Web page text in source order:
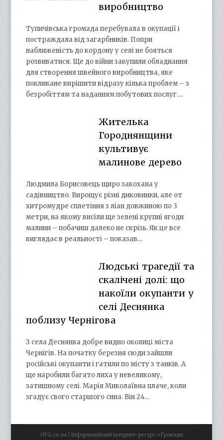
виробництво
Тупичівська громада перебувала в окупації і
постраждала від загарбників. Попри
наближеність до кордону у селі не бояться
розвиватися. Ще до війни закупили обладнання
для створення швейного виробництва, яке
покликане вирішити відразу кілька проблем – з
безробіттям та наданням побутових послуг….
Жителька
Городнянщини
культивує
малинове дерево
Людмила Борисовець щиро закохана у
садівництво. Вирощує різні диковинки, але от
хитромудре сплетіння з ліан довжиною по 3
метри, на якому висіли ще зелені крупні ягоди
малини – побачиш далеко не скрізь. Як це все
виглядає в реальності – показав…
Людські трагедії та
скалічені долі: що
накоїли окупанти у
селі Деснянка
поблизу Чернігова
З села Деснянка добре видно околиці міста
Чернігів. На початку березня сюди зайшли
російські окупанти і гатили по місту з танків. А
ще наробили багато лиха у невеликому,
затишному селі. Марія Миколаївна плаче, коли
згадує свого старшого сина. Він 24…
OTG.cn.ua | Інформаційний інтернет-ресурс «Громади